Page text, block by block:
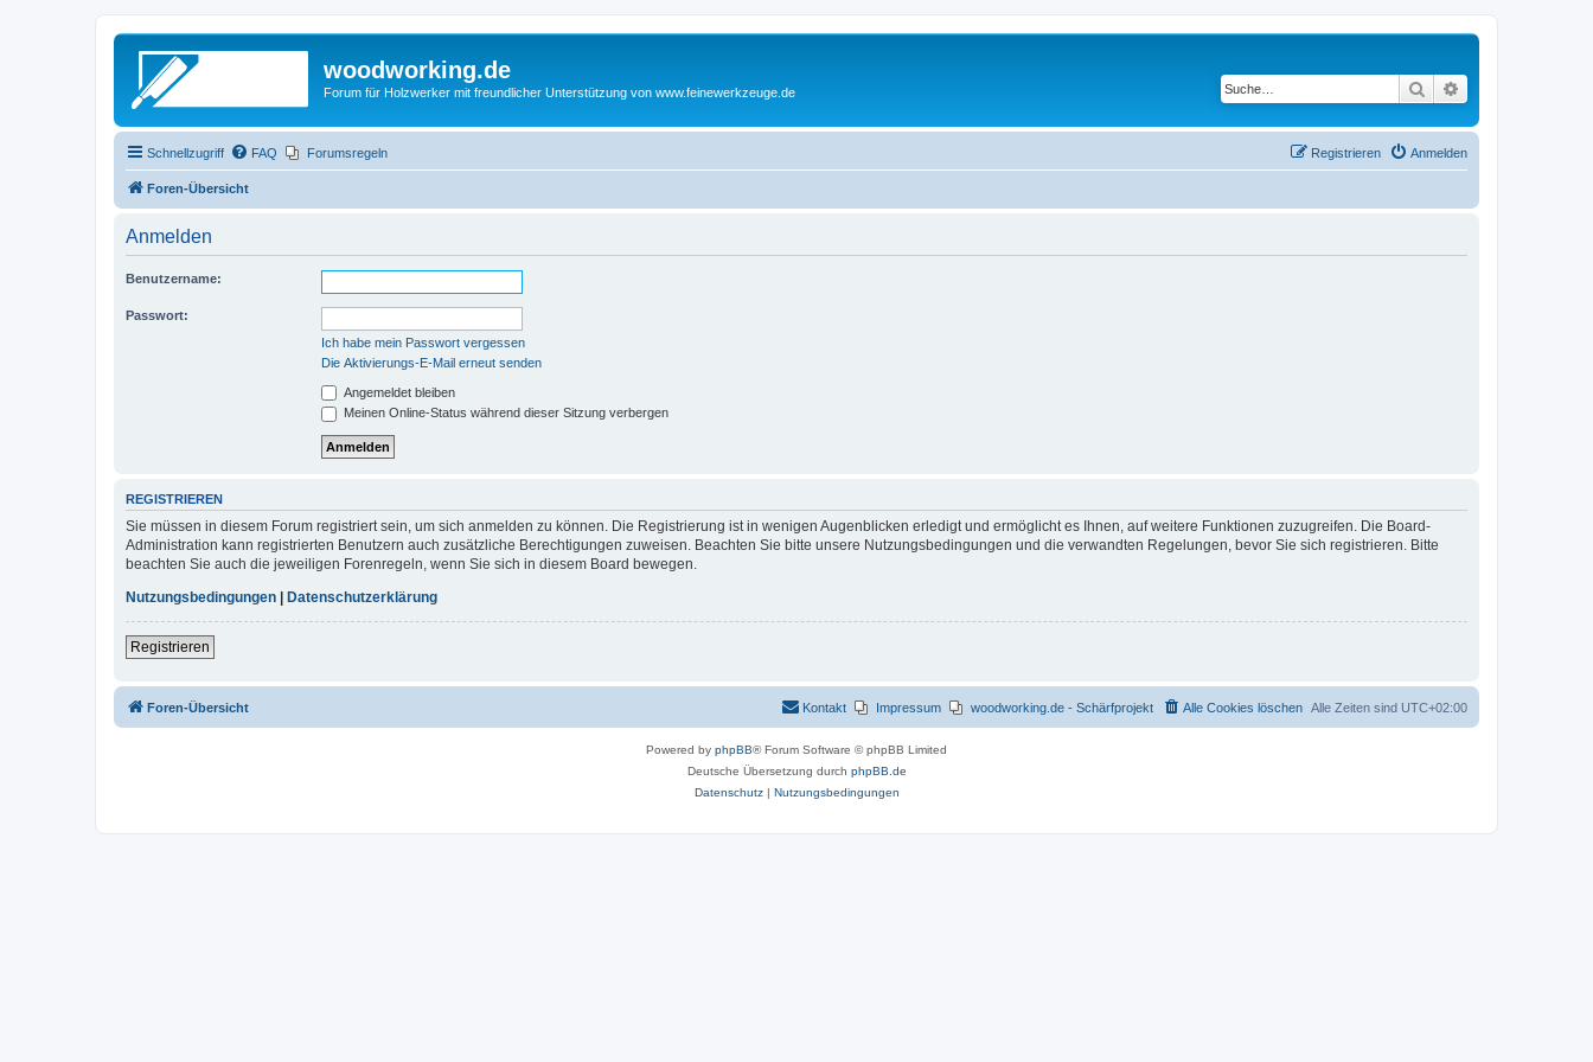
woodworking.de
Forum für Holzwerker mit freundlicher Unterstützung von www.feinewerkzeuge.de Suche
Schnellzugriff FAQ Forumsregeln Anmelden
Registrieren
Foren-Übersicht
Anmelden
Benutzername:
Passwort:
Ich habe mein Passwort vergessen
Die Aktivierungs-E-Mail erneut senden
Angemeldet bleiben
Meinen Online-Status während dieser Sitzung verbergen
REGISTRIEREN
Sie müssen in diesem Forum registriert sein, um sich anmelden zu können. Die Registrierung ist in wenigen Augenblicken erledigt und ermöglicht es Ihnen, auf weitere Funktionen zuzugreifen. Die Board-
Administration kann registrierten Benutzern auch zusätzliche Berechtigungen zuweisen. Beachten Sie bitte unsere Nutzungsbedingungen und die verwandten Regelungen, bevor Sie sich registrieren. Bitte
beachten Sie auch die jeweiligen Forenregeln, wenn Sie sich in diesem Board bewegen.
Nutzungsbedingungen
Datenschutzerklärung
Registrieren
Foren-Übersicht Alle Zeiten sind UTC+02:00
Alle Cookies löschen
woodworking.de - Schärfprojekt
Impressum
Kontakt
Powered by phpBB® Forum Software © phpBB Limited
Deutsche Übersetzung durch phpBB.de
Datenschutz| Nutzungsbedingungen